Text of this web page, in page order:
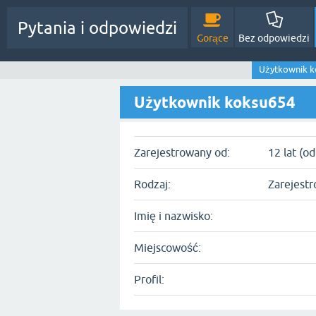
Pytania i odpowiedzi
Gorące Bez odpowiedzi
Użytkownik
Użytkownik koksu654
Zarejestrowany od: 12 lat
Rodzaj:
Imię i nazwisko:
Miejscowość:
Profil: